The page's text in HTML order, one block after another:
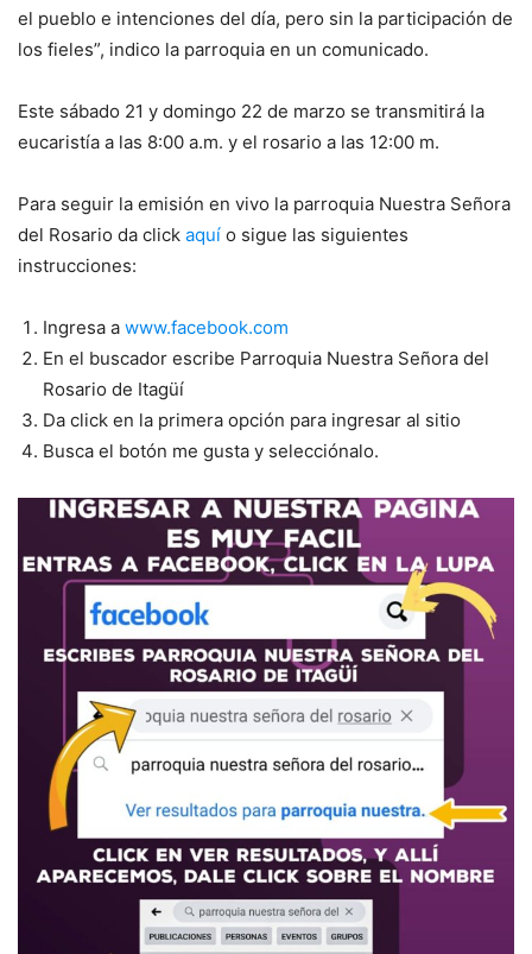
el pueblo e intenciones del día, pero sin la participación de
los fieles”, indico la parroquia en un comunicado.
Este sábado 21 y domingo 22 de marzo se transmitirá la
eucaristía a las 8:00 a.m. y el rosario a las 12:00 m.
Para seguir la emisión en vivo la parroquia Nuestra Señora
del Rosario da click aquí o sigue las siguientes
instrucciones:
Ingresa a www.facebook.com
En el buscador escribe Parroquia Nuestra Señora del
Rosario de Itagüí
Da click en la primera opción para ingresar al sitio
Busca el botón me gusta y selecciónalo.